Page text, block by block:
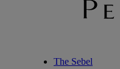
The Sebel